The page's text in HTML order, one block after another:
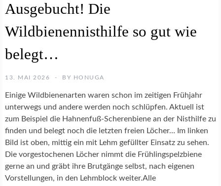
R
E
N
S
C
U
Z
N
A
T
U
A
Ausgebucht! Die
Wildbienennisthilfe so gut wie
belegt…
13. MAI 2026 BY HONUGA
Einige Wildbienenarten waren schon im zeitigen Frühjahr
unterwegs und andere werden noch schlüpfen. Aktuell ist
zum Beispiel die Hahnenfuß-Scherenbiene an der Nisthilfe zu
finden und belegt noch die letzten freien Löcher… Im linken
Bild ist oben, mittig ein mit Lehm gefüllter Einsatz zu sehen.
Die vorgestochenen Löcher nimmt die Frühlingspelzbiene
gerne an und gräbt ihre Brutgänge selbst, nach eigenen
Vorstellungen, in den Lehmblock weiter.Alle